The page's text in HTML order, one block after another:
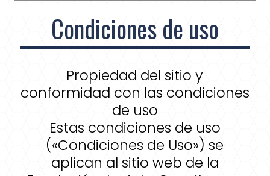
Condiciones de uso
Propiedad del sitio y
conformidad con las condiciones
de uso
Estas condiciones de uso
(«Condiciones de Uso») se
aplican al sitio web de la